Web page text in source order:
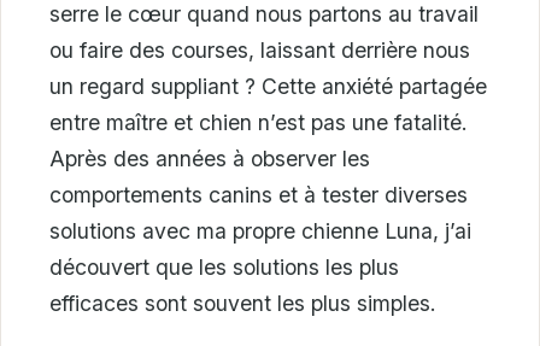
serre le cœur quand nous partons au travail
ou faire des courses, laissant derrière nous
un regard suppliant ? Cette anxiété partagée
entre maître et chien n’est pas une fatalité.
Après des années à observer les
comportements canins et à tester diverses
solutions avec ma propre chienne Luna, j’ai
découvert que les solutions les plus
efficaces sont souvent les plus simples.